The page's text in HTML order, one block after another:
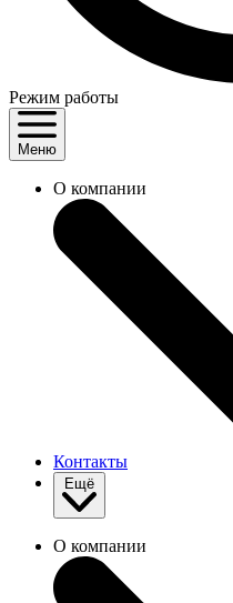
Режим работы
Меню
О компании
Контакты
О компании